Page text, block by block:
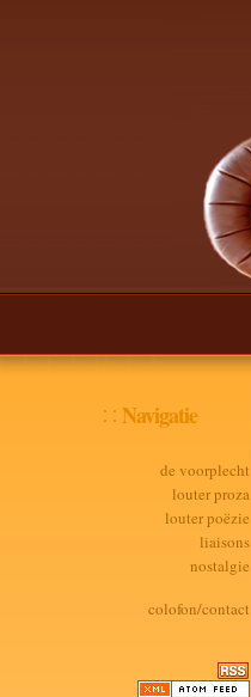
Navigatie
de voorplecht
louter proza
louter poëzie
liaisons
nostalgie
colofon/contact